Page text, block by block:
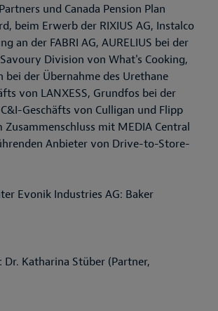
und Canada Pension Plan
beim Erwerb der RIXIUS AG, Instalco
an der FABRI AG, AURELIUS bei der
Division von What's Cooking,
bei der Übernahme des Urethane
von LANXESS, Grundfos bei der
Geschäfts von Culligan und Flipp
Zusammenschluss mit MEDIA Central
Anbieter von Drive-to-Store-
Evonik Industries AG: Baker
Katharina Stüber (Partner,